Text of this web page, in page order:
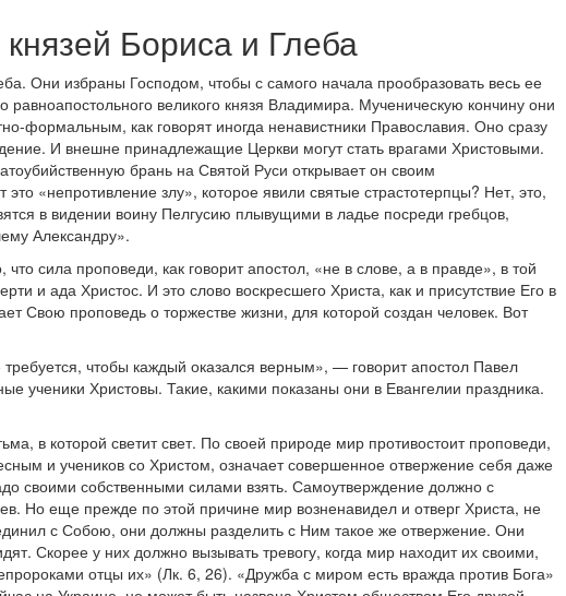
Бориса и Глеба
Они избраны Господом, чтобы с самого начала прообразовать весь ее
великого князя Владимира. Мученическую кончину они
формальным, как говорят иногда ненавистники Православия. Оно сразу
И внешне принадлежащие Церкви могут стать врагами Христовыми.
брань на Святой Руси открывает он своим
«непротивление злу», которое явили святые страстотерпцы? Нет, это,
в видении воину Пелгусию плывущими в ладье посреди гребцов,
Александру».
сила проповеди, как говорит апостол, «не в слове, а в правде», в той
и ада Христос. И это слово воскресшего Христа, как и присутствие Его в
Свою проповедь о торжестве жизни, для которой создан человек. Вот
чтобы каждый оказался верным», — говорит апостол Павел
ученики Христовы. Такие, какими показаны они в Евангелии праздника.
в которой светит свет. По своей природе мир противостоит проповеди,
и учеников со Христом, означает совершенное отвержение себя даже
своими собственными силами взять. Самоутверждение должно с
Но еще прежде по этой причине мир возненавидел и отверг Христа, не
с Собою, они должны разделить с Ним такое же отвержение. Они
Скорее у них должно вызывать тревогу, когда мир находит их своими,
отцы их» (Лк. 6, 26). «Дружба с миром есть вражда против Бога»